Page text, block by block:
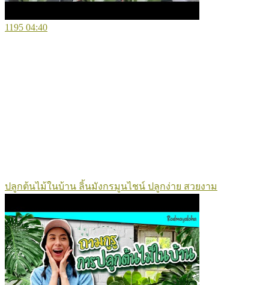
1195 04:40
ปลูกต้นไม้ในบ้าน ลิ้นมังกรมูนไชน์ ปลูกง่าย สวยงาม